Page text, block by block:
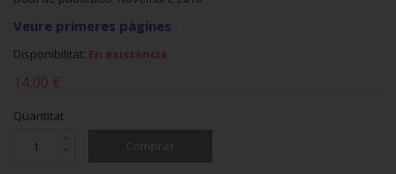
Veure primeres pàgines
Disponibilitat: En existència
14,00 €
Quantitat